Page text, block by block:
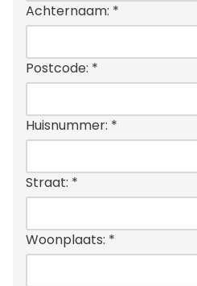
Achternaam: *
Postcode: *
Huisnummer: *
Straat: *
Woonplaats: *